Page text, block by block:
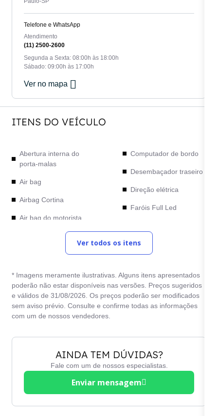
Telefone e WhatsApp
Atendimento
(11) 2500-2600
Segunda a Sexta: 08:00h às 18:00h
Sábado: 09:00h às 17:00h
Ver no mapa
ITENS DO VEÍCULO
Abertura interna do
porta-malas
Air bag
Airbag Cortina
Air bag do motorista
Air bag do passageiro
Alto falantes dianteiros
Alto falantes traseiros
Ar condicionado
Auto Hold
Banco com regulagem
Computador de bordo
Desembaçador traseiro
Direção elétrica
Faróis Full Led
Limpador traseiro
veículo
Piloto automático
Pintura metálica
Relógio digital
Retrovisores elétricos
Ver todos os itens
* Imagens meramente ilustrativas. Alguns itens apresentados
poderão não estar disponíveis nas versões. Preços sugeridos
e válidos de 31/08/2026. Os preços poderão ser modificados
sem aviso prévio. Consulte e confirme todas as informações
com um de nossos vendedores.
AINDA TEM DÚVIDAS?
Fale com um de nossos especialistas.
Enviar mensagem